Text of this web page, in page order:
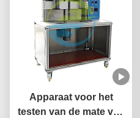
Apparaat voor het
testen van de mate van